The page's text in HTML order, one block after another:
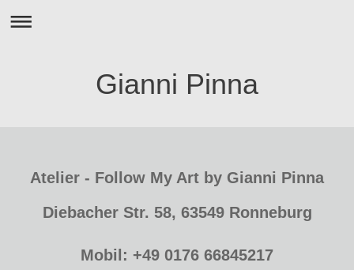
Gianni Pinna
Atelier - Follow My Art by Gianni Pinna
Diebacher Str. 58, 63549 Ronneburg
Mobil: +49 0176 66845217